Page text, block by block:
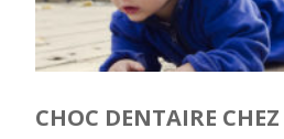
CHOC DENTAIRE